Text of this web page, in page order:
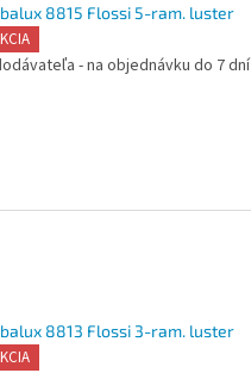
8815 Flossi 5-ram. luster
- na objednávku do 7 dní
8813 Flossi 3-ram. luster